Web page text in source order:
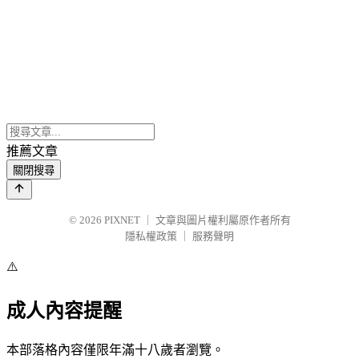
推薦文章
關閉搜尋
© 2026 PIXNET
文章與圖片權利屬原作者所有
隱私權政策
服務聲明
⚠️
成人內容提醒
本部落格內容僅限年滿十八歲者瀏覽。